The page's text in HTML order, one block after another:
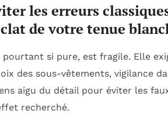
les erreurs
de votre tenue
pourtant si pure, est fragile. Elle
des sous-vêtements, vigilance
aigu du détail pour éviter les
recherché.